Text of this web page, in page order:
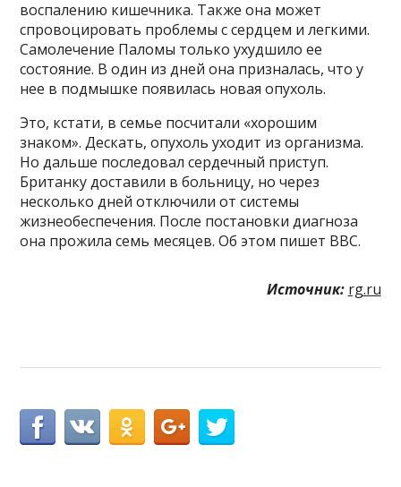
воспалению кишечника. Также она может
спровоцировать проблемы с сердцем и легкими.
Самолечение Паломы только ухудшило ее
состояние. В один из дней она призналась, что у
нее в подмышке появилась новая опухоль.
Это, кстати, в семье посчитали «хорошим
знаком». Дескать, опухоль уходит из организма.
Но дальше последовал сердечный приступ.
Британку доставили в больницу, но через
несколько дней отключили от системы
жизнеобеспечения. После постановки диагноза
она прожила семь месяцев. Об этом пишет BBC.
Источник: rg.ru